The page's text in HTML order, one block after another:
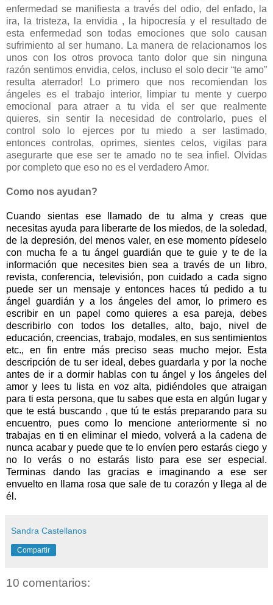
enfermedad se manifiesta a través del odio, del enfado, la
ira, la tristeza, la envidia , la hipocresía y el resultado de
esta enfermedad son todas emociones que solo causan
sufrimiento al ser humano. La manera de relacionarnos los
unos con los otros provoca tanto dolor que sin ninguna
razón sentimos envidia, celos, incluso el solo decir “te amo”
resulta aterrador! Lo primero que nos recomiendan los
ángeles es el trabajo interior, limpiar tu mente y cuerpo
emocional para atraer a tu vida el ser que realmente
quieres, sin sentir la necesidad de controlarlo, pues el
control solo lo ejerces por tu miedo a ser lastimado,
entonces controlas, oprimes, sientes celos, vigilas para
asegurarte que ese ser te amado no te sea infiel. Olvidas
por completo que eso no es el verdadero Amor.
Como nos ayudan?
Cuando sientas ese llamado de tu alma y creas que
necesitas ayuda para liberarte de los miedos, de la soledad,
de la depresión, del menos valer, en ese momento pídeselo
con mucha fe a tu ángel guardián que te guie y te de la
información que necesites bien sea a través de un libro,
revista, conferencia, televisión, pon cuidado a cada signo
puede ser un mensaje y entonces haces tú pedido a tu
ángel guardián y a los ángeles del amor, lo primero es
escribir en un papel como quieres a esa pareja, debes
describirlo con todos los detalles, alto, bajo, nivel de
educación, creencias, trabajo, modales, en sus sentimientos
etc., en fin entre más preciso seas mucho mejor. Esta
descripción de tu ser ideal, debes guardarla y por la noche
antes de ir a dormir hablas con tu ángel y los ángeles del
amor y lees tu lista en voz alta, pidiéndoles que atraigan
para ti esta persona, que tu sabes que esta en algún lugar y
que te está buscando , que tú te estás preparando para su
encuentro, pues como lo mencione anteriormente si no
trabajas en ti en eliminar el miedo, volverá a la cadena de
nunca acabar y puede que te lo envíen pero estarás ciego y
no lo verás o no estarás listo para ese ser especial.
Terminas dando las gracias e imaginando a ese ser
envuelto en llama rosa que sale de tu corazón y llega al de
él.
Sandra Castellanos
Compartir
10 comentarios: